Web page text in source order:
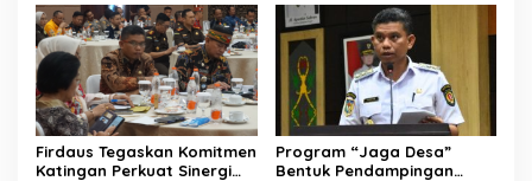
Firdaus Tegaskan Komitmen
Katingan Perkuat Sinergi
Program “Jaga Desa”
Bentuk Pendampingan